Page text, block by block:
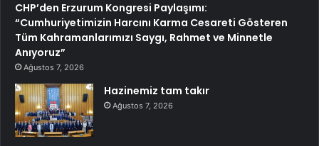
CHP’den Erzurum Kongresi Paylaşımı:
“Cumhuriyetimizin Harcını Karma Cesareti Gösteren
Tüm Kahramanlarımızı Saygı, Rahmet ve Minnetle
Anıyoruz”
Ağustos 7, 2026
Hazinemiz tam takır
Ağustos 7, 2026